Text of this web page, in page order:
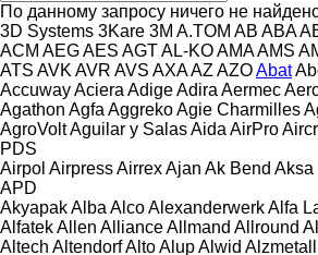
По данному запросу ничего не
3D Systems 3Kare 3M A.TOM AB ABA
ACM AEGAES AGTAL-KOAMAAMS
ATS AVK AVR AVS AXAAZ AZOAbat
AccuwayAciera AdigeAdira Aermec
Agathon Agfa AggrekoAgie Charmilles
AgroVoltAguilar y SalasAida AirPro
PDS
Airpol AirpressAirrexAjan Ak Bend Aksa
APD
AkyapakAlba AlcoAlexanderwerkAlfa
AlfatekAllen AllianceAllmand Allround
Altech AltendorfAltoAlupAlwid Alzmetall